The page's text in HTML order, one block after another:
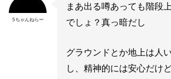
5ちゃんねらー
まあ出る噂あっても階段
でしょ？真っ暗だし
グラウンドとか地上は人
し、精神的には安心だけ